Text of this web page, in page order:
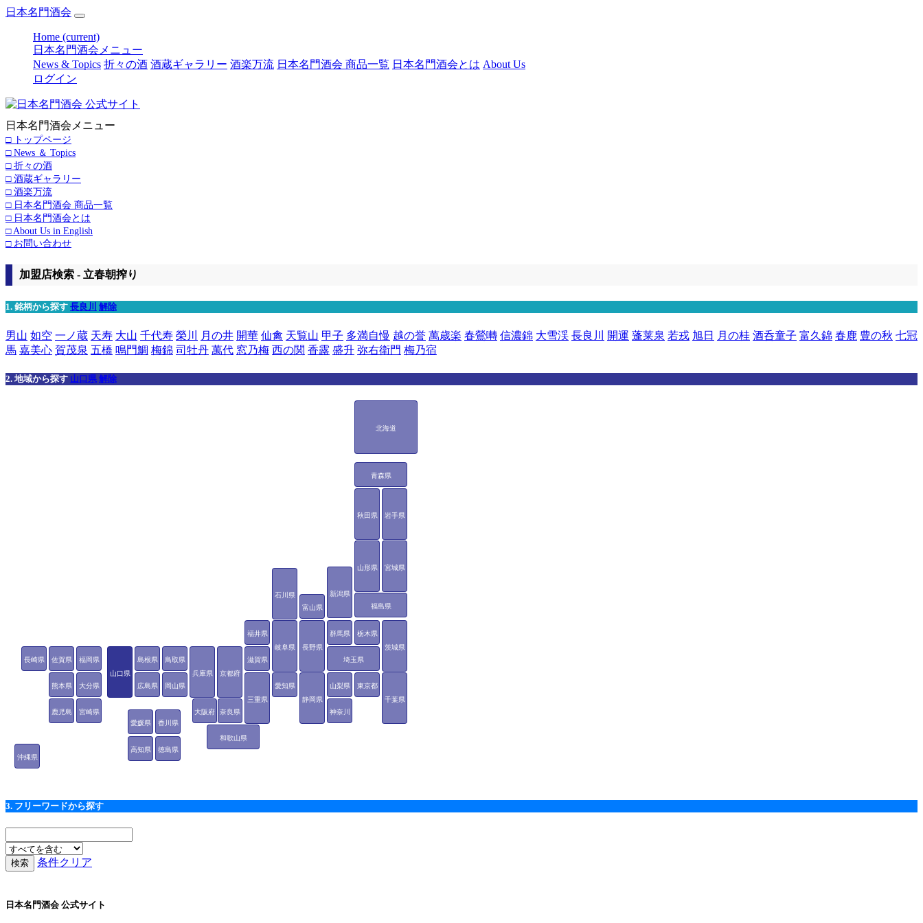
日本名門酒会
Home (current)
日本名門酒会メニュー
News & Topics 折々の酒 酒蔵ギャラリー 酒楽万流 日本名門酒会 商品一覧 日本名門酒会とは About Us
ログイン
日本名門酒会メニュー
□ トップページ
□ News ＆ Topics
□ 折々の酒
□ 酒蔵ギャラリー
□ 酒楽万流
□ 日本名門酒会 商品一覧
□ 日本名門酒会とは
□ About Us in English
□ お問い合わせ
加盟店検索 - 立春朝搾り
1. 銘柄から探す 長良川 解除
男山 如空 一ノ蔵 天寿 大山 千代寿 榮川 月の井 開華 仙禽 天覧山 甲子 多満自慢 越の誉 萬歳楽 春鶯囀 信濃錦 大雪渓 長良川 開運 蓬莱泉 若戎 旭日 月の桂 酒呑童子 富久錦 春鹿 豊の秋 七冠
馬 嘉美心 賀茂泉 五橋 鳴門鯛 梅錦 司牡丹 萬代 窓乃梅 西の関 香露 盛升 弥右衛門 梅乃宿
2. 地域から探す 山口県 解除
北海道
青森県
岩手県
宮城県
秋田県
山形県
福島県
茨城県
栃木県
群馬県
埼玉県
千葉県
東京都
神奈川
新潟県
富山県
石川県
福井県
山梨県
長野県
岐阜県
静岡県
愛知県
三重県
滋賀県
京都府
大阪府
兵庫県
奈良県
和歌山県
鳥取県
島根県
岡山県
広島県
山口県
徳島県
香川県
愛媛県
高知県
福岡県
佐賀県
長崎県
熊本県 大分県
宮崎県
鹿児島
沖縄県
3. フリーワードから探す
条件クリア
日本名門酒会 公式サイト